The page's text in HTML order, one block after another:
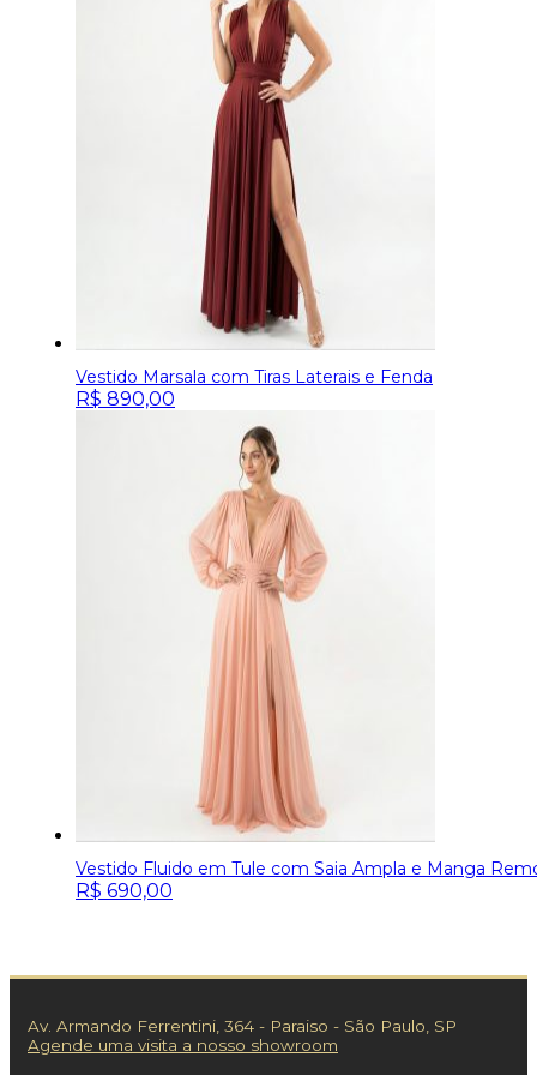
Vestido Marsala com Tiras Laterais e Fenda
R$ 890,00
Vestido Fluido em Tule com Saia Ampla e Manga
R$ 690,00
Av. Armando Ferrentini, 364 - Paraiso - São Paulo, SP
Agende uma visita a nosso showroom